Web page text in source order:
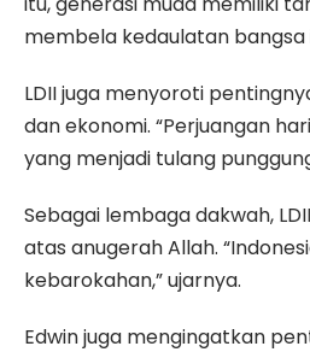
membela kedaulatan bangsa
LDII juga menyoroti
dan ekonomi. “Perjuangan
yang menjadi tulang
Sebagai lembaga dakwah,
atas anugerah Allah.
kebarokahan,” ujarnya.
Edwin juga mengingatkan